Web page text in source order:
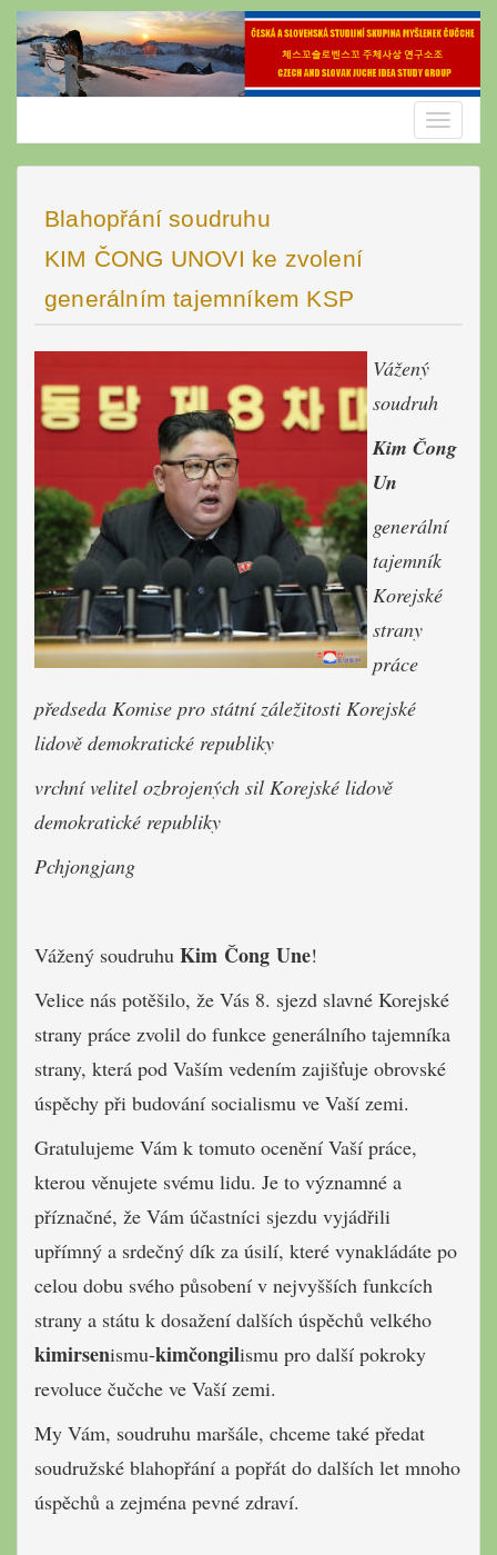
Skip
content
Toggle
Blahopřání soudruhu
KIM ČONG UNOVI ke zvolení
generálním tajemníkem KSP
Vážený
soudruh
Kim Čong
Un
generální
tajemník
Korejské
strany
práce
předseda Komise pro státní záležitosti Korejské
lidově demokratické republiky
vrchní velitel ozbrojených sil Korejské lidově
demokratické republiky
Pchjongjang
Vážený soudruhu Kim Čong Une!
Velice nás potěšilo, že Vás 8. sjezd slavné Korejské
strany práce zvolil do funkce generálního tajemníka
strany, která pod Vaším vedením zajišťuje obrovské
úspěchy při budování socialismu ve Vaší zemi.
Gratulujeme Vám k tomuto ocenění Vaší práce,
kterou věnujete svému lidu. Je to významné a
příznačné, že Vám účastníci sjezdu vyjádřili
upřímný a srdečný dík za úsilí, které vynakládáte po
celou dobu svého působení v nejvyšších funkcích
strany a státu k dosažení dalších úspěchů velkého
kimirsenismu-kimčongilismu pro další pokroky
revoluce čučche ve Vaší zemi.
My Vám, soudruhu maršále, chceme také předat
soudružské blahopřání a popřát do dalších let mnoho
úspěchů a zejména pevné zdraví.